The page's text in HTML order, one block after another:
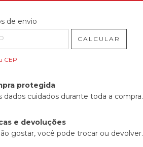
o CEP:
de envio
CALCULAR
CEP
protegida
dados cuidados durante toda a compra.
e devoluções
gostar, você pode trocar ou devolver.